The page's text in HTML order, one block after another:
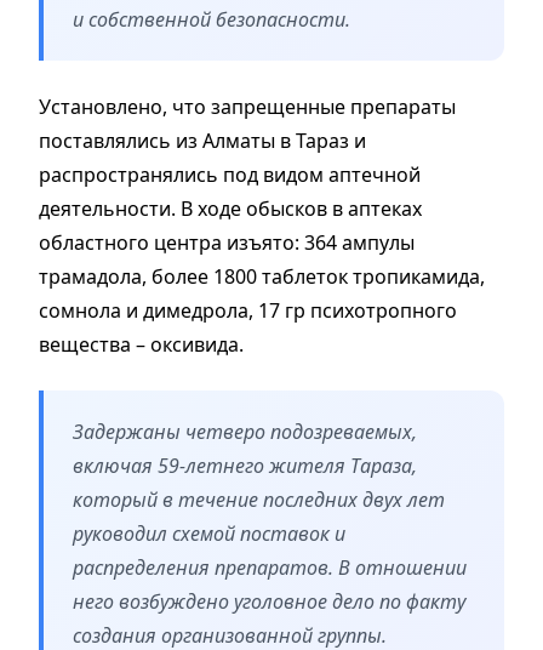
и собственной безопасности.
Установлено, что запрещенные препараты
поставлялись из Алматы в Тараз и
распространялись под видом аптечной
деятельности. В ходе обысков в аптеках
областного центра изъято: 364 ампулы
трамадола, более 1800 таблеток тропикамида,
сомнола и димедрола, 17 гр психотропного
вещества – оксивида.
Задержаны четверо подозреваемых,
включая 59-летнего жителя Тараза,
который в течение последних двух лет
руководил схемой поставок и
распределения препаратов. В отношении
него возбуждено уголовное дело по факту
создания организованной группы.